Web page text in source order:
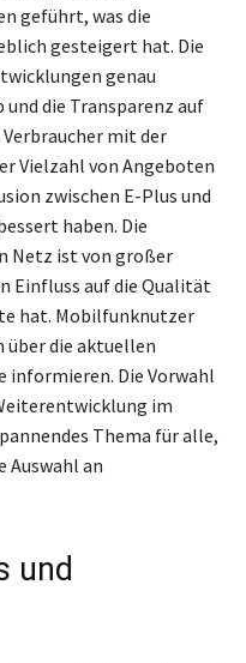
geführt, was die
gesteigert hat. Die
genau
die Transparenz auf
mit der
Vielzahl von Angeboten
zwischen E-Plus und
haben. Die
Netz ist von großer
Einfluss auf die Qualität
hat. Mobilfunknutzer
über die aktuellen
informieren. Die Vorwahl
im
Thema für alle,
Auswahl an
und